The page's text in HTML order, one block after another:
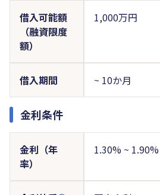
借入可能額
（融資限度
額）
1,000万円
借入期間 ~ 10か月
金利条件
金利（年
率）
1.30% ~ 1.90%